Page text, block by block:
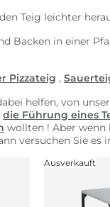
Teig leichter
Backen in einer
Pizzateig ,
helfen, von
die Führung eines
wollten ! Aber wenn
versuchen Sie es
Ausverkauft